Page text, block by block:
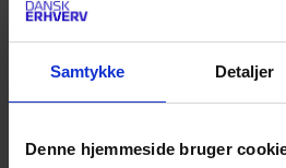
Samtykke Detaljer
Denne hjemmeside bruger
nedgang under
stigende tendens, der
ved starten af 2025.